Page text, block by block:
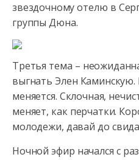
звездочному отелю в
группы Дюна.
Третья тема –
выгнать Элен
меняется. Склочная,
меняет, как перчатки.
молодежи, давай до
Ночной эфир начался с